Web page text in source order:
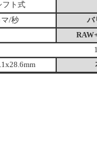
フト式
マ/秒
バ